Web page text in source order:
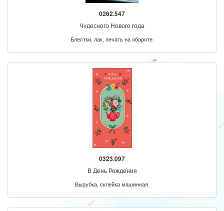
0262.547
Чудесного Нового года
Блестки, лак, печать на обороте.
0323.097
В День Рождения
Вырубка, склейка машинная.